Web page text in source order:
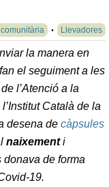
Llevadores
la manera en
el seguiment a les
l’Atenció a la
Català de la
desena de càpsules
naixementi
donava de forma
19.